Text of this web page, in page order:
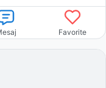
Favorite